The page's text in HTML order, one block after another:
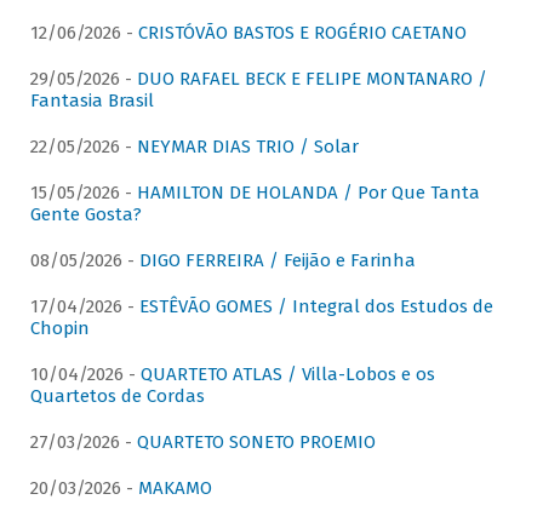
12/06/2026 - CRISTÓVÃO BASTOS E ROGÉRIO CAETANO
29/05/2026 - DUO RAFAEL BECK E FELIPE MONTANARO /
Fantasia Brasil
22/05/2026 - NEYMAR DIAS TRIO / Solar
15/05/2026 - HAMILTON DE HOLANDA / Por Que Tanta
Gente Gosta?
08/05/2026 - DIGO FERREIRA / Feijão e Farinha
17/04/2026 - ESTÊVÃO GOMES / Integral dos Estudos de
Chopin
10/04/2026 - QUARTETO ATLAS / Villa-Lobos e os
Quartetos de Cordas
27/03/2026 - QUARTETO SONETO PROEMIO
20/03/2026 - MAKAMO